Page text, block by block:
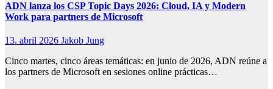
ADN lanza los CSP Topic Days 2026: Cloud, IA y Modern
Work para partners de Microsoft
13. abril 2026 Jakob Jung
Cinco martes, cinco áreas temáticas: en junio de 2026, ADN reúne a
los partners de Microsoft en sesiones online prácticas…